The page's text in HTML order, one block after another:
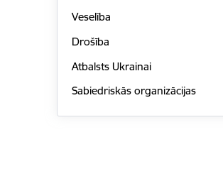
Veselība
Drošība
Atbalsts Ukrainai
Sabiedriskās organizācijas